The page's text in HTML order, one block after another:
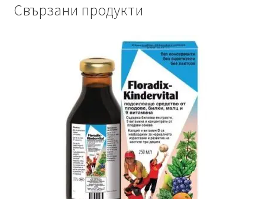
Свързани продукти